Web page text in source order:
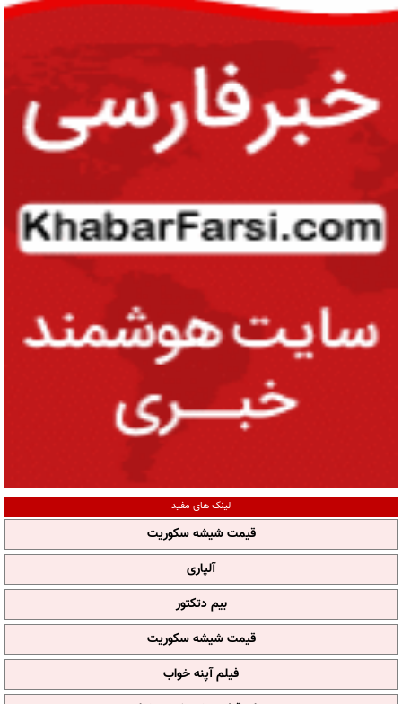
لینک های مفید
قیمت شیشه سکوریت
آلپاری
بیم دتکتور
قیمت شیشه سکوریت
فیلم آپنه خواب